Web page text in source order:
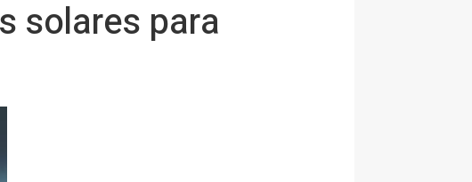
solares para